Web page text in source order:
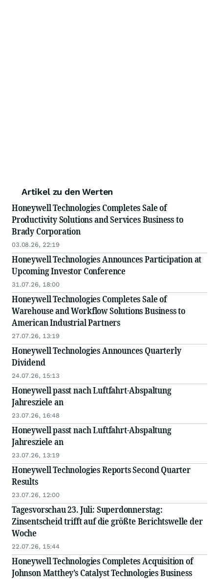
Artikel zu den Werten
Honeywell Technologies Completes Sale of
Productivity Solutions and Services Business to
Brady Corporation
03.08.26, 22:19
Honeywell Technologies Announces Participation at
Upcoming Investor Conference
31.07.26, 18:00
Honeywell Technologies Completes Sale of
Warehouse and Workflow Solutions Business to
American Industrial Partners
27.07.26, 13:19
Honeywell Technologies Announces Quarterly
Dividend
24.07.26, 15:13
Honeywell passt nach Luftfahrt-Abspaltung
Jahresziele an
23.07.26, 16:48
Honeywell passt nach Luftfahrt-Abspaltung
Jahresziele an
23.07.26, 13:19
Honeywell Technologies Reports Second Quarter
Results
23.07.26, 12:00
Tagesvorschau 23. Juli: Superdonnerstag:
Zinsentscheid trifft auf die größte Berichtswelle der
Woche
22.07.26, 15:44
Honeywell Technologies Completes Acquisition of
Johnson Matthey’s Catalyst Technologies Business